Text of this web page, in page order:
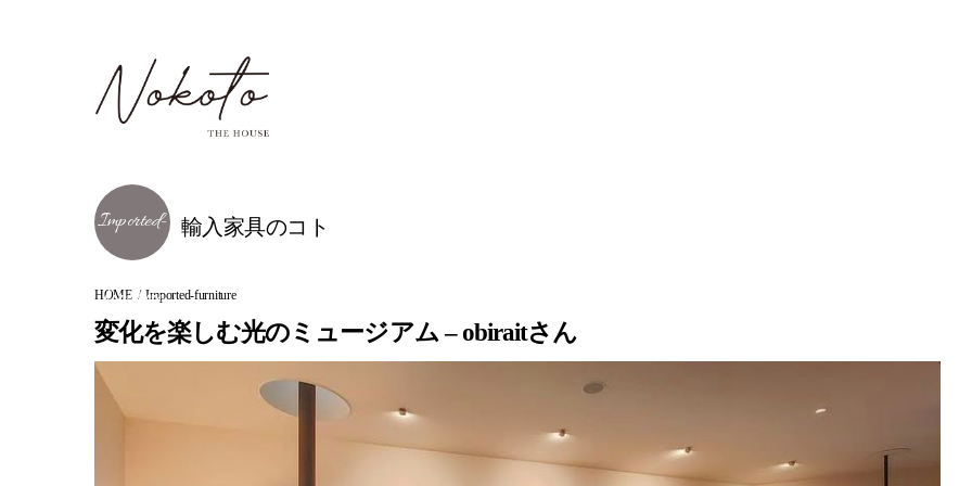
輸入家具のコト
HOME Imported-furniture
変化を楽しむ光のミュージアム – obiraitさん